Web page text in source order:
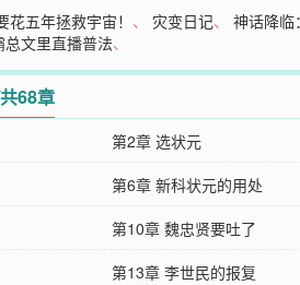
花五年拯救宇宙！ 、 灾变日记、神话降临
总文里直播普法、
68章
第2章 选状元
第6章 新科状元的用处
第10章 魏忠贤要吐了
第13章 李世民的报复